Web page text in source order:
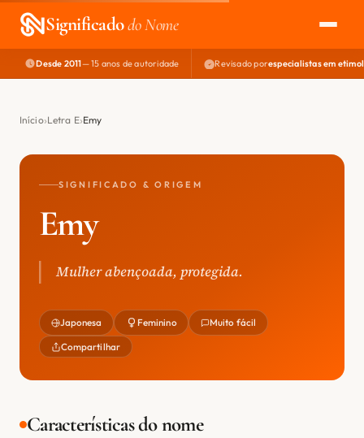
Significadodo Nome
EXPLORAR
NOME PERFEITO
Desde 2011— 15 anos de autoridade Revisado porespecialistas em
Início Letra E Emy
SIGNIFICADO & ORIGEM
Emy
Mulher abençoada, protegida.
Japonesa Feminino Muito fácil
Compartilhar
Características do nome